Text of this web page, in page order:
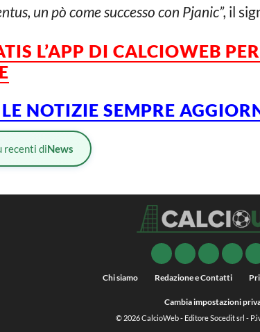
un pò come successo con Pjanic”, il
L’APP DI CALCIOWEB
NOTIZIE SEMPRE
recenti diNews
Chi siamo Redazione e Contatti
Cambia impostazioni
© 2026CalcioWeb- Editore Socedit srl -